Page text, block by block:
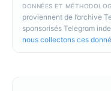
DONNÉES ET
proviennent de l’archive
sponsorisés Telegram
nous collectons ces